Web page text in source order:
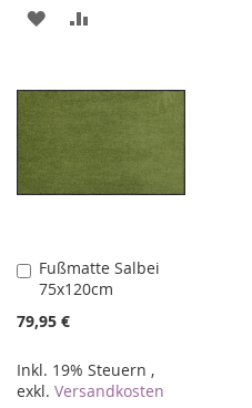
ZUR
HINZUFÜGEN
HINZUFÜGEN
Fußmatte Salbei
75x120cm
79,95 €
Inkl. 19% Steuern ,
exkl. Versandkosten
In
den
Warenkorb